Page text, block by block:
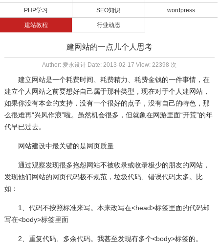
PHP学习 SEO知识 wordpress
建站教程 行业动态
建网站的一点儿个人思考
Author: 爱永设计 Date: 2013-02-17 View: 22398 次
建立网站是一个耗费时间、耗费精力、耗费金钱的一件事情，在
建立个人网站之前要想好自己属于那种类型，现在对于个人建网站，
如果你没有本金的支持，没有一个很好的点子，没有自己的特色，那
么很难再“兴风作浪”啦。虽然机会很多，但就象在网游里面“开荒”的年
代早已过去。
网站建设中最关键的是网页质量
通过观察发现很多抱怨网站不被收录或收录极少的朋友的网站，
发现他们网站的网页代码极不规范，垃圾代码、错误代码太多。比
如：
1、代码不按照标准来写。本来改写在<head>标签里面的代码却
写在<body>标签里面
2、重复代码、多余代码。我甚至发现有多个<body>标签的。